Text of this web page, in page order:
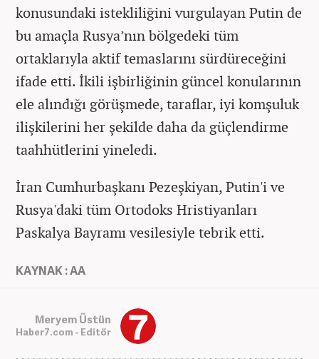
konusundaki istekliliğini vurgulayan Putin de
bu amaçla Rusya’nın bölgedeki tüm
ortaklarıyla aktif temaslarını sürdüreceğini
ifade etti. İkili işbirliğinin güncel konularının
ele alındığı görüşmede, taraflar, iyi komşuluk
ilişkilerini her şekilde daha da güçlendirme
taahhütlerini yineledi.
İran Cumhurbaşkanı Pezeşkiyan, Putin'i ve
Rusya'daki tüm Ortodoks Hristiyanları
Paskalya Bayramı vesilesiyle tebrik etti.
KAYNAK : AA
Meryem Üstün
Haber7.com - Editör